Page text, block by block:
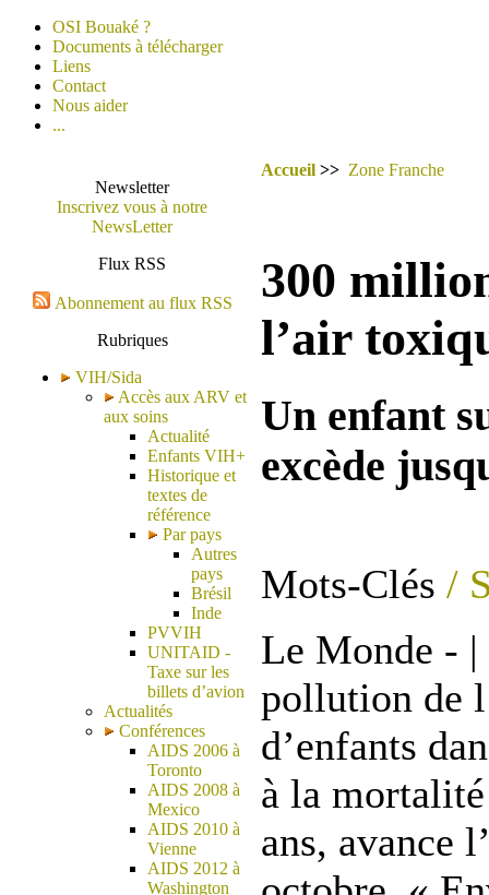
OSI Bouaké ?
Documents à télécharger
Liens
Contact
Nous aider
...
Newsletter
Inscrivez vous à notre
NewsLetter
Flux RSS
Abonnement au flux RSS
Rubriques
VIH/Sida
Accès aux ARV et
aux soins
Actualité
Enfants VIH+
Historique et
textes de
référence
Par pays
Autres
pays
Brésil
Inde
PVVIH
UNITAID -
Taxe sur les
billets d’avion
Actualités
Conférences
AIDS 2006 à
Toronto
AIDS 2008 à
Mexico
AIDS 2010 à
Vienne
AIDS 2012 à
Washington
Accueil >> Zone Franche
300
l’air
Un enfant
excède
Mots-Clés /
Le Monde -
pollution de
d’enfants
à la
ans, avance